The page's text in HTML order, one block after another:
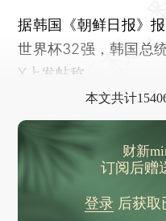
美加墨世界杯32强全
韩国队出局，无缘世界
创纪录，5月户均流量
C909商运十周年累计
据韩国《朝鲜日报》
世界杯32强，韩国总
X上发帖称，
本文共计
财新
订阅后赠
登录后获取